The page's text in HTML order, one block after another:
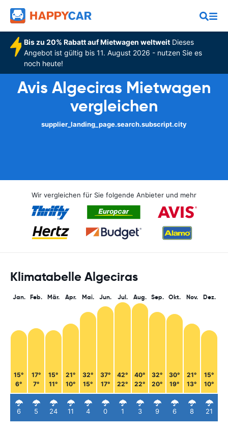
Bis zu 20% Rabatt auf Mietwagen weltweitDieses
Angebot ist gültig bis 11. August 2026 - nutzen Sie es
noch heute!
Avis Algeciras Mietwagen
vergleichen
supplier_landing_page.search.subscript.city
Wir vergleichen für Sie folgende Anbieter und mehr
Klimatabelle Algeciras
Jan.
15°
6°
6
Feb.
17°
7°
5
Mär.
15°
11°
24
Apr.
21°
10°
11
Mai.
32°
15°
4
Jun.
37°
17°
0
Jul.
42°
22°
1
Aug.
40°
22°
3
Sep.
32°
20°
9
Okt.
30°
19°
6
Nov.
21°
13°
8
Dez.
15°
10°
21